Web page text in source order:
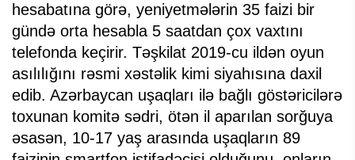
hesabatına görə, yeniyetmələrin 35 faizi bir
gündə orta hesabla 5 saatdan çox vaxtını
telefonda keçirir. Təşkilat 2019-cu ildən oyun
asılılığını rəsmi xəstəlik kimi siyahısına daxil
edib. Azərbaycan uşaqları ilə bağlı göstəricilərə
toxunan komitə sədri, ötən il aparılan sorğuya
əsasən, 10-17 yaş arasında uşaqların 89